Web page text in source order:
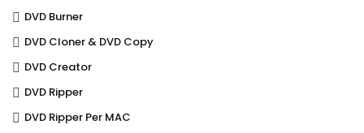
DVD Burner
DVD Cloner & DVD Copy
DVD Creator
DVD Ripper
DVD Ripper Per MAC